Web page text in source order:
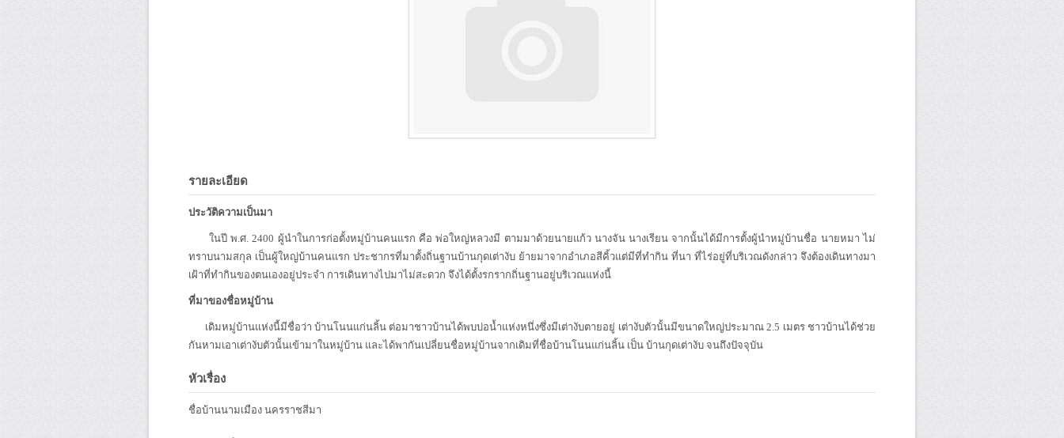
รายละเอียด
ประวัติความเป็นมา
ในปี พ.ศ. 2400 ผู้นำในการก่อตั้งหมู่บ้านคนแรก คือ พ่อใหญ่หลวงมี ตามมาด้วยนายแก้ว นางจัน นางเรียน จากนั้นได้มีการตั้งผู้นำหมู่บ้านชื่อ นายหมา ไม่
ทราบนามสกุล เป็นผู้ใหญ่บ้านคนแรก ประชากรที่มาตั้งถิ่นฐานบ้านกุดเต่างับ ย้ายมาจากอำเภอสีคิ้วแต่มีที่ทำกิน ที่นา ที่ไร่อยู่ที่บริเวณดังกล่าว จึงต้องเดินทางมา
เฝ้าที่ทำกินของตนเองอยู่ประจำ การเดินทางไปมาไม่สะดวก จึงได้ตั้งรกรากถิ่นฐานอยู่บริเวณแห่งนี้
ที่มาของชื่อหมู่บ้าน
เดิมหมู่บ้านแห่งนี้มีชื่อว่า บ้านโนนแก่นลิ้น ต่อมาชาวบ้านได้พบบ่อน้ำแห่งหนึ่งซึ่งมีเต่างับตายอยู่ เต่างับตัวนั้นมีขนาดใหญ่ประมาณ 2.5 เมตร ชาวบ้านได้ช่วย
กันหามเอาเต่างับตัวนั้นเข้ามาในหมู่บ้าน และได้พากันเปลี่ยนชื่อหมู่บ้านจากเดิมที่ชื่อบ้านโนนแก่นลิ้น เป็น บ้านกุดเต่างับ จนถึงปัจจุบัน
หัวเรื่อง
ชื่อบ้านนามเมือง นครราชสีมา